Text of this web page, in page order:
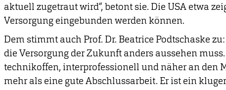
aktuell zugetraut wird“, betont sie. Die USA etwa
Versorgung eingebunden werden können.
Dem stimmt auch Prof. Dr. Beatrice Podtschaske
die Versorgung der Zukunft anders aussehen
technikoffen, interprofessionell und näher an den
mehr als eine gute Abschlussarbeit. Er ist ein